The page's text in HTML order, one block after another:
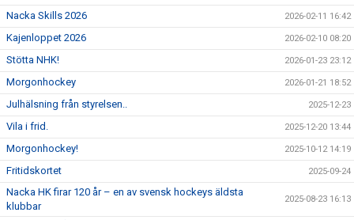
Nacka Skills 2026 2026-02-11 16:42
Kajenloppet 2026 2026-02-10 08:20
Stötta NHK! 2026-01-23 23:12
Morgonhockey 2026-01-21 18:52
Julhälsning från styrelsen.. 2025-12-23
Vila i frid. 2025-12-20 13:44
Morgonhockey! 2025-10-12 14:19
Fritidskortet 2025-09-24
Nacka HK firar 120 år – en av svensk hockeys äldsta
klubbar
2025-08-23 16:13